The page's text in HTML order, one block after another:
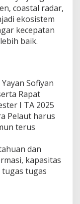
coastal radar,
ekosistem
kecepatan
baik.
Sofiyan
Rapat
I TA 2025
Pelaut harus
terus
dan
kapasitas
tugas